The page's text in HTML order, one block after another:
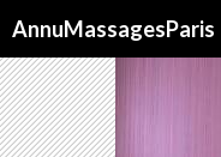
AnnuMassagesParis
AU
CONTENU